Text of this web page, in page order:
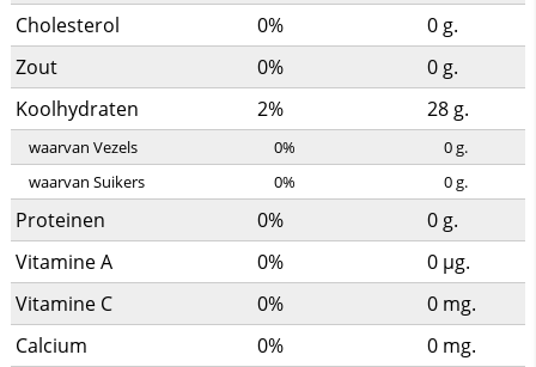
Cholesterol 0% 0 g.
Zout
0% 0 g.
Koolhydraten
2% 28 g.
waarvan Vezels 0% 0g.
waarvan Suikers
0% 0g.
Proteinen 0% 0 g.
Vitamine A
0% 0 µg.
Vitamine C
0% 0 mg.
Calcium
0% 0 mg.